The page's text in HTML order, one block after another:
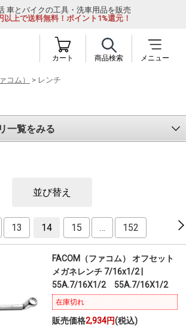
車とバイクの工具・洗車用品を販売
以上で送料無料！ポイント1%還元！
カート 商品検索 メニュー
コム） > レンチ
一覧をみる
並び替え
13 14 15 … 152
FACOM（ファコム） オフセット
メガネレンチ 7/16x1/2 |
55A.7/16X1/2 55A.7/16X1/2
在庫切れ
販売価格2,934円(税込)